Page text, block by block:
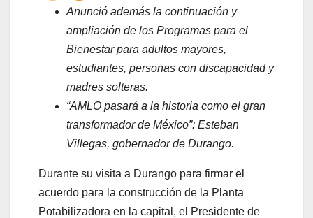
Anunció además la continuación y
ampliación de los Programas para el
Bienestar para adultos mayores,
estudiantes, personas con discapacidad y
madres solteras.
“AMLO pasará a la historia como el gran
transformador de México”: Esteban
Villegas, gobernador de Durango.
Durante su visita a Durango para firmar el
acuerdo para la construcción de la Planta
Potabilizadora en la capital, el Presidente de